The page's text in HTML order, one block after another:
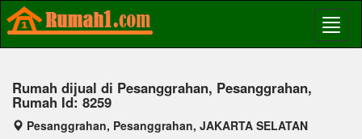
Rumah dijual di Pesanggrahan, Pesanggrahan,
Rumah Id: 8259
Pesanggrahan, Pesanggrahan, JAKARTA SELATAN